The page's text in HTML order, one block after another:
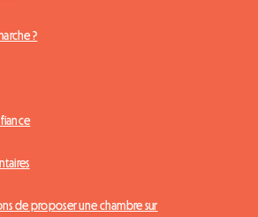
?
de proposer une chambre sur